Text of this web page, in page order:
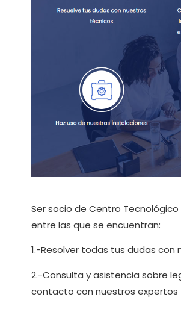
Ser socio de Centro
entre las que se encuentran:
1.-Resolver todas tus dudas con
2.-Consulta y asistencia sobre
contacto con nuestros expertos